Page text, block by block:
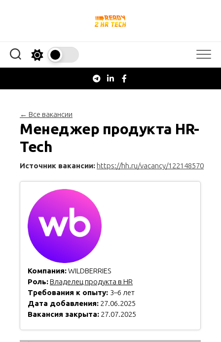
← Все вакансии
Менеджер продукта HR-
Tech
Источник вакансии: https://hh.ru/vacancy/122148570
Компания:WILDBERRIES
Роль:Владелец продукта в HR
Требования к опыту: 3–6 лет
Дата добавления: 27.06.2025
Вакансия закрыта: 27.07.2025